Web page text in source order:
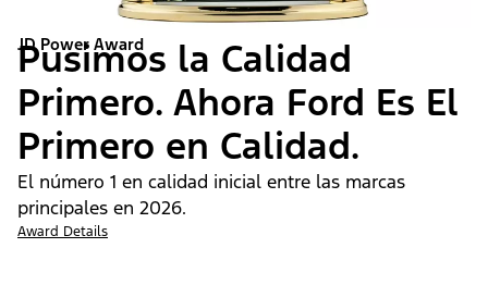
JD Power Award
Pusimos la Calidad
Primero. Ahora Ford Es El
Primero en Calidad.
El número 1 en calidad inicial entre las marcas
principales en 2026.
Award Details